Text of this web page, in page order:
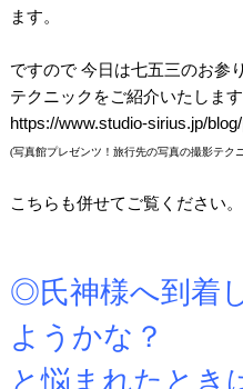
ます。
ですので 今日は七五三のお参
テクニックをご紹介いたしま
https://www.studio-sirius.jp/
(写真館プレゼンツ！旅行先の写真の撮影テク
こちらも併せてご覧ください。
◎氏神様へ到着
ようかな？
と悩まれたとき